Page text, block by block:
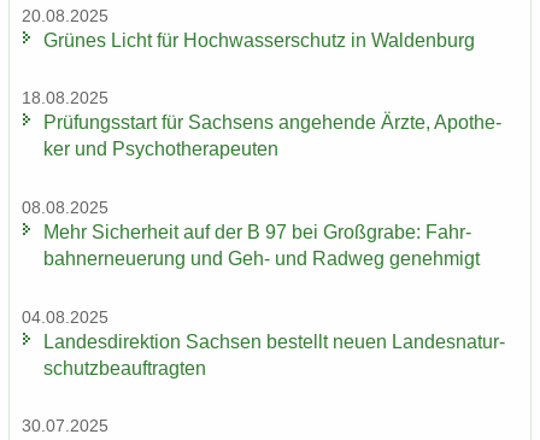
20.08.2025
Grü­nes Licht für Hoch­was­ser­schutz in Wal­den­burg
18.08.2025
Prü­fungs­start für Sach­sens an­ge­hen­de Ärzte, Apo­the­
ker und Psy­cho­the­ra­peu­ten
08.08.2025
Mehr Si­cher­heit auf der B 97 bei Groß­gra­be: Fahr­
bahn­erneue­rung und Geh- und Rad­weg ge­neh­migt
04.08.2025
Lan­des­di­rek­ti­on Sach­sen be­stellt neuen Lan­des­na­tur­
schutz­be­auf­trag­ten
30.07.2025